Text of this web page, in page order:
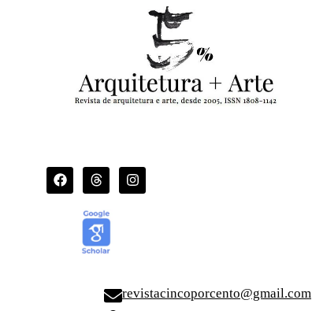
revistacincoporcento@gmail.com